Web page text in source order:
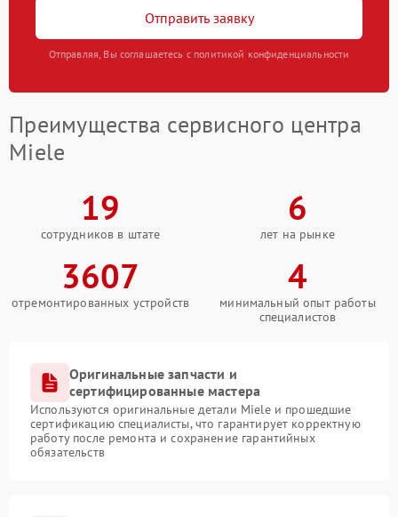
Отправить заявку
Отправляя, Вы соглашаетесь с политикой конфиденциальности
Преимущества сервисного центра
Miele
19
сотрудников в штате
6
лет на рынке
3607
отремонтированных устройств
4
минимальный опыт работы
специалистов
Оригинальные запчасти и
сертифицированные мастера
Используются оригинальные детали Miele и прошедшие
сертификацию специалисты, что гарантирует корректную
работу после ремонта и сохранение гарантийных
обязательств